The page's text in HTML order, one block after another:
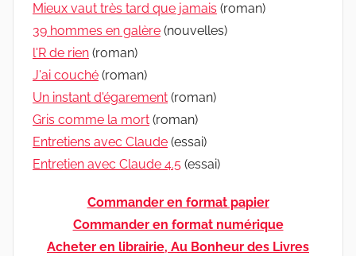
Mieux vaut très tard que jamais (roman)
39 hommes en galère (nouvelles)
l'R de rien (roman)
J'ai couché (roman)
Un instant d'égarement (roman)
Gris comme la mort (roman)
Entretiens avec Claude (essai)
Entretien avec Claude 4.5 (essai)
Commander en format papier
Commander en format numérique
Acheter en librairie, Au Bonheur des Livres